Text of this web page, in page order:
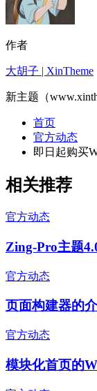
作者
大胡子 | XinTheme
新主题（
首页
官方动态
即日起购买
相关推荐
官方动态
Zing-Pro主题
官方动态
页面构建器的
官方动态
模块化首页的